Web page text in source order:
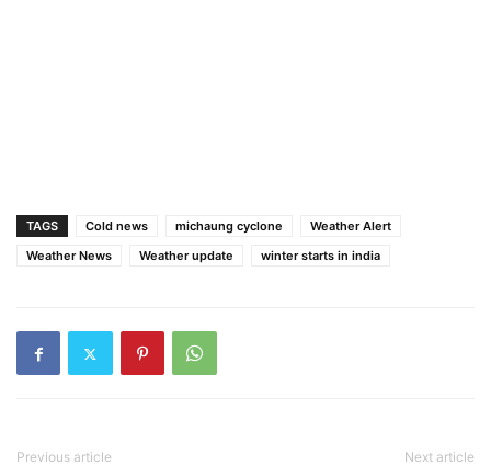
TAGS Cold news michaung cyclone
Weather Alert
Weather News
Weather update winter starts in india
Previous article Next article